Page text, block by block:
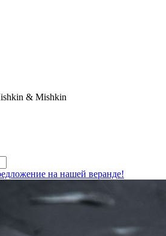
& Mishkin
на нашей веранде!